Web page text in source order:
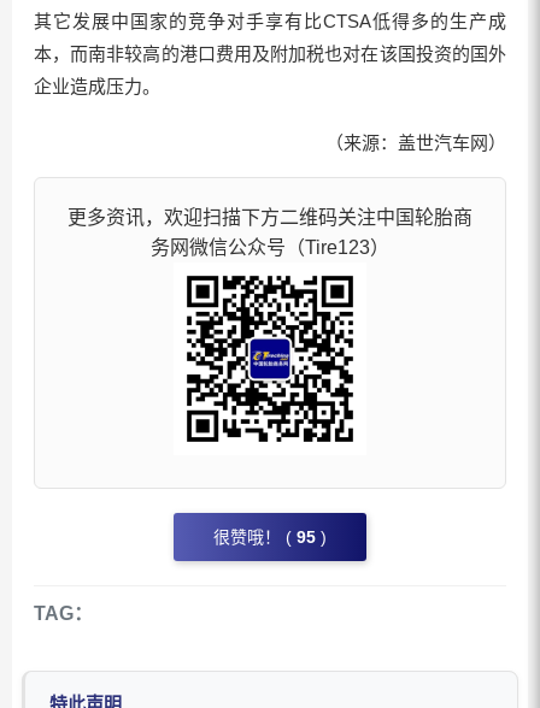
其它发展中国家的竞争对手享有比CTSA低得多的生产成
本，而南非较高的港口费用及附加税也对在该国投资的国外
企业造成压力。
（来源：盖世汽车网）
更多资讯，欢迎扫描下方二维码关注中国轮胎商
务网微信公众号（Tire123）
很赞哦！ ( 95 )
TAG：
特此声明